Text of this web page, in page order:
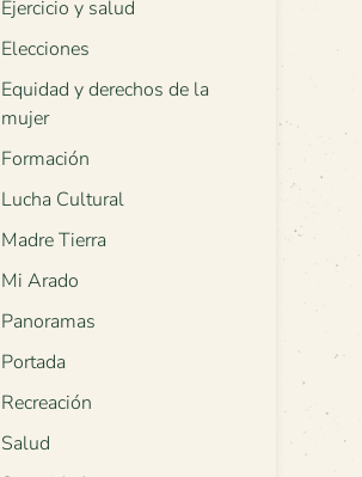
Ejercicio y salud
Elecciones
Equidad y derechos de la
mujer
Formación
Lucha Cultural
Madre Tierra
Mi Arado
Panoramas
Portada
Recreación
Salud